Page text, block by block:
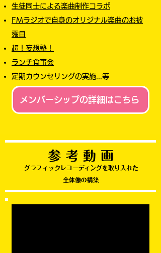
生徒同士による楽曲制作コラボ
FMラジオで自身のオリジナル楽曲のお披
露目
超！妄想塾！
​​ランチ食事会
定期カウンセリングの実施...等
メンバーシップの詳細はこちら
参 考 動 画
グラフィックレコーディングを取り入れた
​全体像の構築